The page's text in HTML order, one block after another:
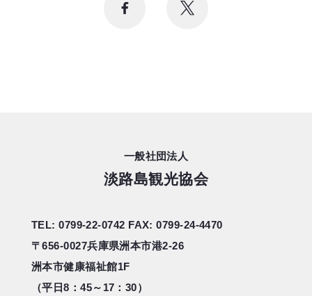
一般社団法人
淡路島観光協会
TEL: 0799-22-0742 FAX: 0799-24-4470
〒656-0027兵庫県洲本市港2-26
洲本市健康福祉館1F
（平日8：45～17：30）